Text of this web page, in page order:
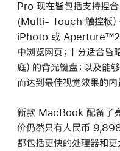
Pro 现在皆包括支持捏合
(Multi- Touch 触控板
iPhoto 或 Aperture™2
中浏览网页；十分适合昏
庭）的背光键盘；以及能
而达到最佳视觉效果的内
新款 MacBook 配备了
价仍然只有人民币 9,898
都包括更快的处理器和更